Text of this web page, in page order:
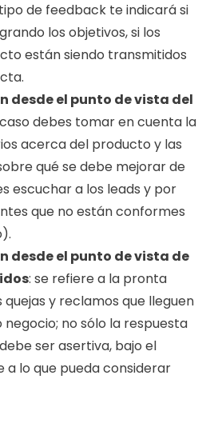
de feedback te indicará si
los objetivos, si los
están siendo transmitidos
desde el punto de vista del
debes tomar en cuenta la
acerca del producto y las
qué se debe mejorar de
escuchar a los leads y por
que no están conformes
desde el punto de vista de
: se refiere a la pronta
y reclamos que lleguen
no sólo la respuesta
ser asertiva, bajo el
lo que pueda considerar